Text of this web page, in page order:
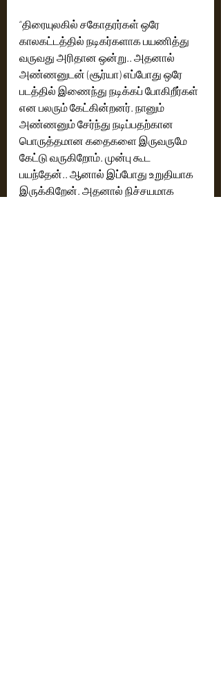
“திரையுலகில் சகோதரர்கள் ஒரே
காலகட்டத்தில் நடிகர்களாக பயணித்து
வருவது அரிதான ஒன்று.. அதனால்
அண்ணனுடன் (சூர்யா) எப்போது ஒரே
படத்தில் இணைந்து நடிக்கப் போகிறீர்கள்
என பலரும் கேட்கின்றனர். நானும்
அண்ணனும் சேர்ந்து நடிப்பதற்கான
பொருத்தமான கதைகளை இருவருமே
கேட்டு வருகிறோம். முன்பு கூட
பயந்தேன்.. ஆனால் இப்போது உறுதியாக
இருக்கிறேன். அதனால் நிச்சயமாக